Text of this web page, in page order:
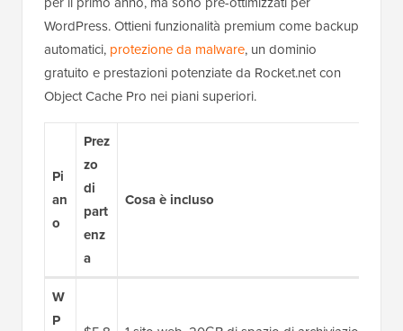
WordPress. Ottieni funzionalità premium come backup
automatici, protezione da malware, un dominio
gratuito e prestazioni potenziate da Rocket.net con
Object Cache Pro nei piani superiori.
Pi
an
o
Prez
zo
di
part
enz
a
Cosa è incluso
W
P